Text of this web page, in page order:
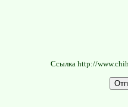
Ссылка http://